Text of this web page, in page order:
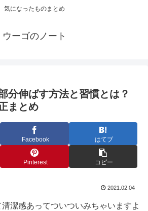
気になったものまとめ
ウーゴのノート
分伸ばす方法と習慣とは？
まとめ
Facebook はてブ
Pinterest コピー
2021.02.04
潔感あってついついみちゃいますよ